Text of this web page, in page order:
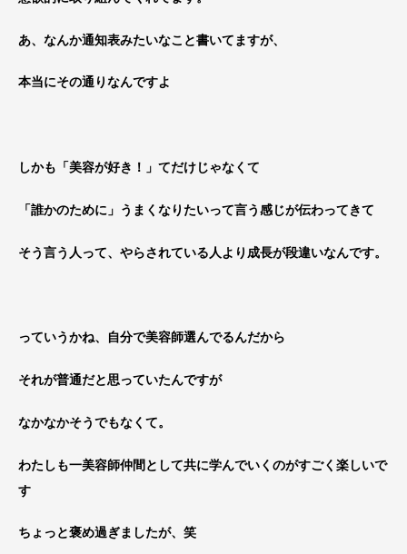
あ、なんか通知表みたいなこと書いてますが、
本当にその通りなんですよ
しかも「美容が好き！」てだけじゃなくて
「誰かのために」うまくなりたいって言う感じが伝わってきて
そう言う人って、やらされている人より成長が段違いなんです。
っていうかね、自分で美容師選んでるんだから
それが普通だと思っていたんですが
なかなかそうでもなくて。
わたしも一美容師仲間として共に学んでいくのがすごく楽しいで
す
ちょっと褒め過ぎましたが、笑